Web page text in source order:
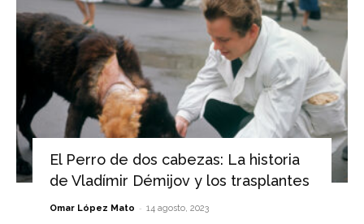
El Perro de dos cabezas: La historia
de Vladímir Démijov y los trasplantes
Omar López Mato - 14 agosto, 2023